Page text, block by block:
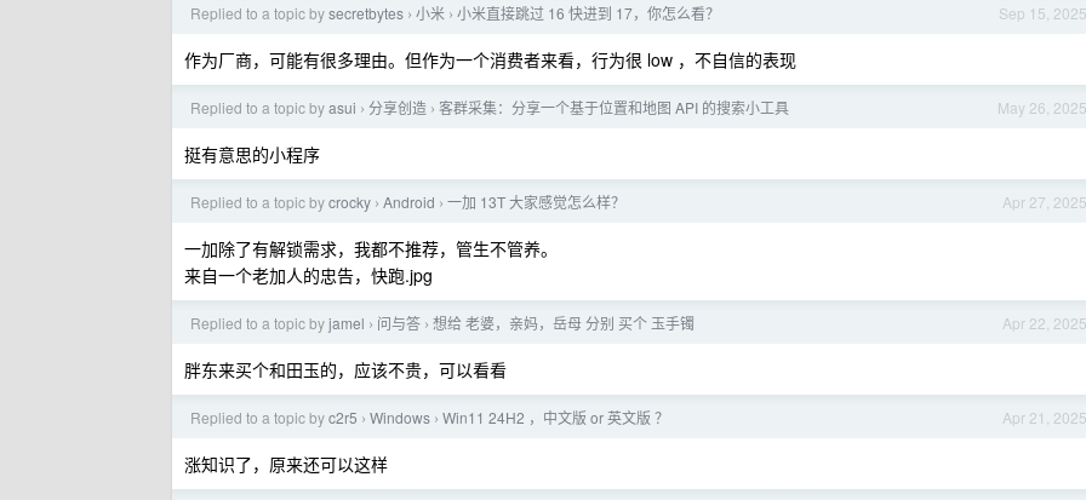
Sep 15, 2025
Replied to a topic bysecretbytes › 小米 › 小米直接跳过 16 快进到 17，你怎么看？
作为厂商，可能有很多理由。但作为一个消费者来看，行为很 low ，不自信的表现
May 26, 2025
Replied to a topic byasui › 分享创造 › 客群采集：分享一个基于位置和地图 API 的搜索小工具
挺有意思的小程序
Apr 27, 2025
Replied to a topic bycrocky › Android › 一加 13T 大家感觉怎么样？
一加除了有解锁需求，我都不推荐，管生不管养。
来自一个老加人的忠告，快跑.jpg
Apr 22, 2025
Replied to a topic byjamel › 问与答 › 想给 老婆，亲妈，岳母 分别 买个 玉手镯
胖东来买个和田玉的，应该不贵，可以看看
Apr 21, 2025
Replied to a topic byc2r5 › Windows › Win11 24H2 ，中文版 or 英文版 ？
涨知识了，原来还可以这样